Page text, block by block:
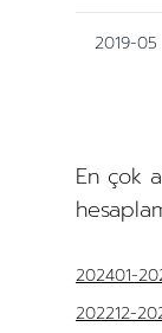
2019-05
En çok
202401-
202212-